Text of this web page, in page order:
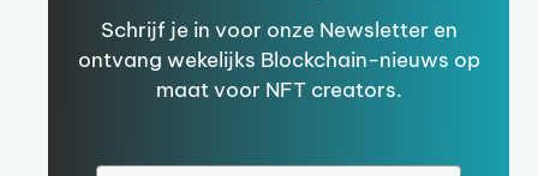
Schrijf je in voor onze Newsletter en
ontvang wekelijks Blockchain-nieuws op
maat voor NFT creators.